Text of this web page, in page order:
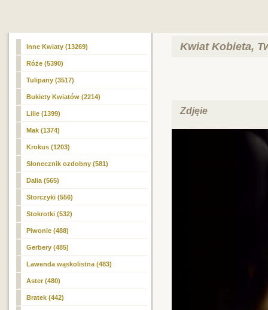
Inne Kwiaty (13269)
Róże (5390)
Tulipany (3517)
Bukiety Kwiatów (2214)
Lilie (1399)
Mak (1374)
Krokus (1203)
Słonecznik ozdobny (581)
Dalia (565)
Storczyki (556)
Stokrotki (532)
Piwonie (488)
Gerbery (485)
Lawenda wąskolistna (483)
Aster (480)
Bratek (442)
Kwiat Kobieta,
Zdjęie